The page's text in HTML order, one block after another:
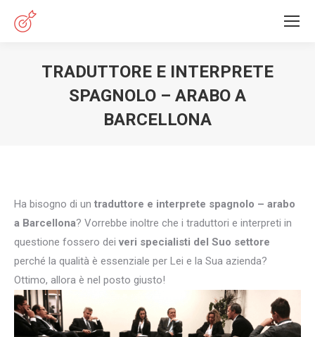
TRADUTTORE E INTERPRETE
SPAGNOLO – ARABO A
BARCELLONA
Ha bisogno di un traduttore e interprete spagnolo – arabo
a Barcellona? Vorrebbe inoltre che i traduttori e interpreti in
questione fossero dei veri specialisti del Suo settore
perché la qualità è essenziale per Lei e la Sua azienda?
Ottimo, allora è nel posto giusto!